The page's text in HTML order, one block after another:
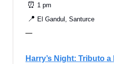
⏰ 1 pm
📍 El Gandul, Santurce
—
Harry’s Night: Tributo